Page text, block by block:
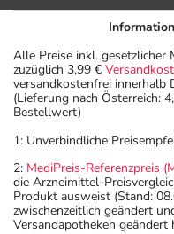
Alle Preise inkl. gesetzlicher
zuzüglich 3,99 €
versandkostenfrei innerhalb
(Lieferung nach Österreich:
Bestellwert)
1: Unverbindliche
2: MediPreis-Referenzpreis
die Arzneimittel-
Produkt ausweist (Stand:
zwischenzeitlich geändert
Versandapotheken geändert